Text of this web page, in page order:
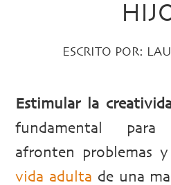
ESCRITO POR:
Estimular la
fundamental
afronten problemas y
vida adulta de una